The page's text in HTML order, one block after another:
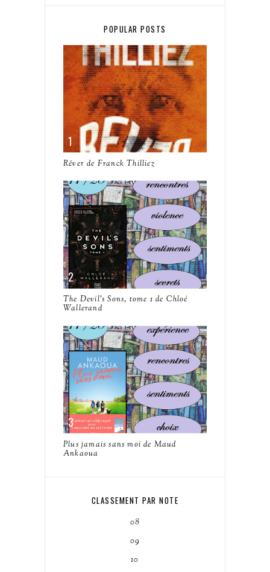
POPULAR POSTS
Rêver de Franck Thilliez
The Devil's Sons, tome 1 de Chloé
Wallerand
Plus jamais sans moi de Maud
Ankaoua
CLASSEMENT PAR NOTE
08
09
10